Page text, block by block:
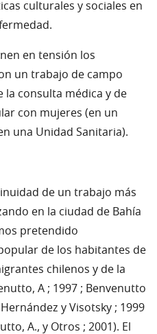
culturales y sociales en
en tensión los
un trabajo de campo
la consulta médica y de
con mujeres (en un
una Unidad Sanitaria).
de un trabajo más
en la ciudad de Bahía
pretendido
de los habitantes de
chilenos y de la
A ; 1997 ; Benvenutto
y Visotsky ; 1999
A., y Otros ; 2001). El